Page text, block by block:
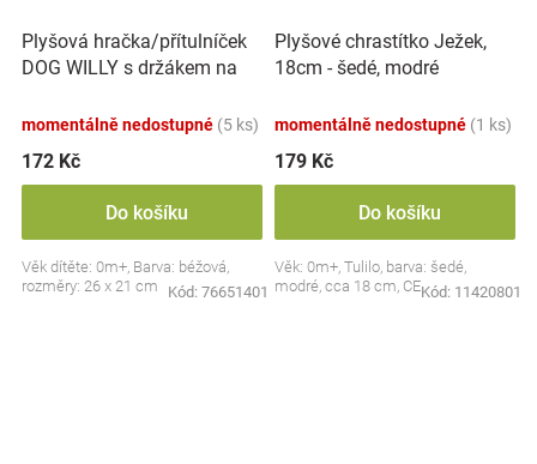
Plyšová hračka/přítulníček
DOG WILLY s držákem na
momentálně nedostupné (5 ks)
172 Kč
Do košíku
Věk dítěte: 0m+, Barva: béžová,
rozměry: 26 x 21 cm
Kód: 76651401
Plyšové chrastítko Ježek,
18cm - šedé, modré
momentálně nedostupné (1 ks)
179 Kč
Do košíku
Věk: 0m+, Tulilo, barva: šedé,
modré, cca 18 cm, CEKód: 11420801